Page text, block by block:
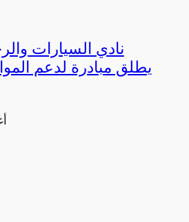
نادي السيارات
يطلق مبادرة لدعم